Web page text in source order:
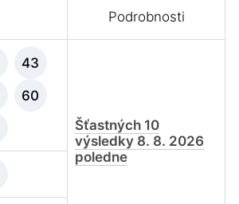
Podrobnosti
43
60
Šťastných 10
výsledky 8. 8. 2026
poledne